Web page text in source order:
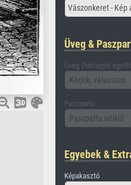
Vászonkeret - Kép
Üveg &
Üveg (hátlappal
Kérjük, válasszon
Paszpartu
Paszpartu nélkül
Egyebek &
Képakasztó